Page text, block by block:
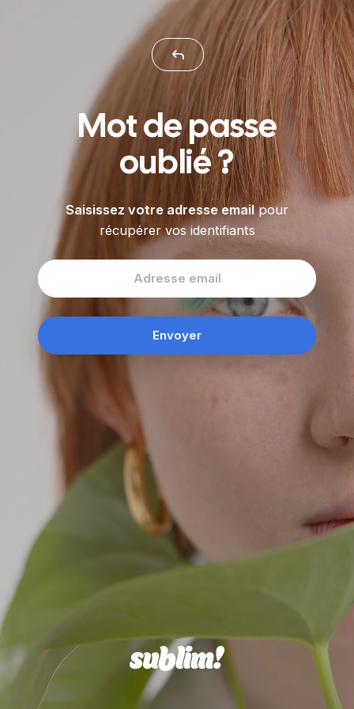
Mot de passe
oublié ?
Saisissez votre adresse emailpour
récupérer vos identifiants
Reply